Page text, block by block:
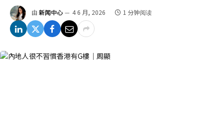
由 新闻中心 4 6 月, 2026 1 分钟阅读